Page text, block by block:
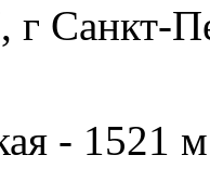
г Санкт-
- 1521